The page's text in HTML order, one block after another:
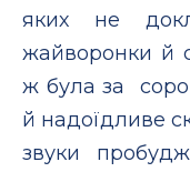
яких не
жайворонки й
ж була за
й надоїдливе
звуки